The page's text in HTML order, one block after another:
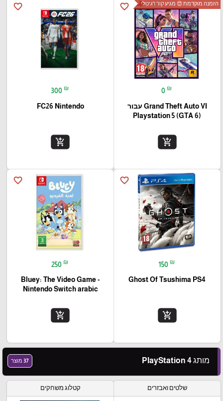
favorite_border הזמנה מוקדמת 😍 מגיע קוד דגיטלי
0 ₪
Grand Theft Auto VI עבור
(Playstation 5 (GTA 6
add_shopping_cart
favorite_border
300 ₪
FC26 Nintendo
add_shopping_cart
favorite_border
150 ₪
Ghost Of Tsushima PS4
add_shopping_cart
favorite_border
250 ₪
Bluey: The Video Game -
Nintendo Switch arabic
add_shopping_cart
מותג PlayStation 4 37 מוצר
שלטים ואבזרים קטלוג משחקים